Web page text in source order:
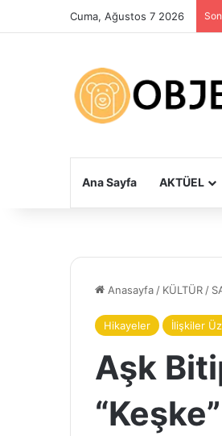
Cuma, Ağustos 7 2026
Ana Sayfa AKTÜEL
Anasayfa / KÜLTÜR /
Hikayeler İlişkiler
Aşk